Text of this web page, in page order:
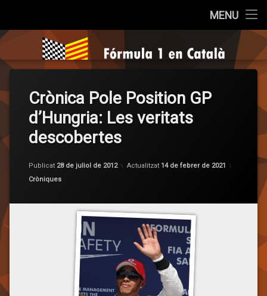
MENU
Qui som?
Cròniques
La Pregunta
Opinió
Sèries
Salta
contingut
Fórmula 1
Crònica Pole Position GP
d’Hungria: Les veritats
descobertes
Publicat 28 de juliol de 2012 Actualitzat 14 de febrer de 2021
F1
Categories:
Cròniques